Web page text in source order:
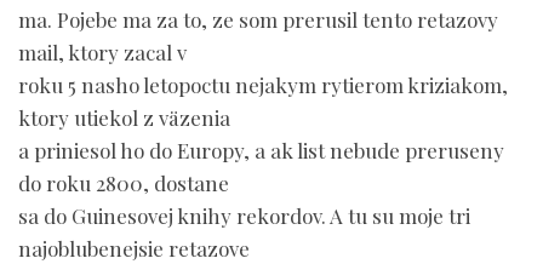
ma. Pojebe ma za to, ze som prerusil tento retazovy
mail, ktory zacal v
roku 5 nasho letopoctu nejakym rytierom kriziakom,
ktory utiekol z väzenia
a priniesol ho do Europy, a ak list nebude preruseny
do roku 2800, dostane
sa do Guinesovej knihy rekordov. A tu su moje tri
najoblubenejsie retazove